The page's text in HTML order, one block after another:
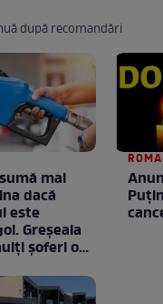
după recomandări
mai
dacă
este
Greșeala
șoferi o